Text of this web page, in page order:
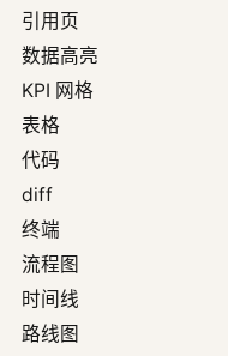
引用页
数据高亮
KPI 网格
表格
代码
diff
终端
流程图
时间线
路线图